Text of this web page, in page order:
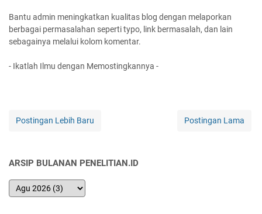
Bantu admin meningkatkan kualitas blog dengan melaporkan
berbagai permasalahan seperti typo, link bermasalah, dan lain
sebagainya melalui kolom komentar.
- Ikatlah Ilmu dengan Memostingkannya -
Postingan Lebih Baru Postingan Lama
ARSIP BULANAN PENELITIAN.ID